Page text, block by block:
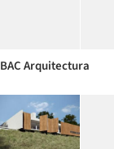
BAC Arquitectura